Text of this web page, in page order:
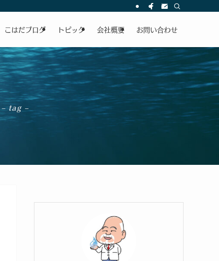
こはだブログ トピック 会社概要 お問い合わせ
– tag –